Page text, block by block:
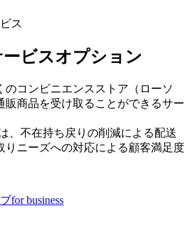
ス
ビスオプション
のコンビニエンスストア（ローソ
販商品を受け取ることができるサー
、不在持ち戻りの削減による配送
りニーズへの対応による顧客満足度
for business